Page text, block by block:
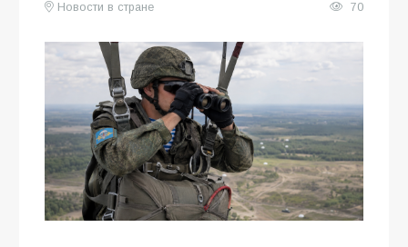
Новости в стране
70